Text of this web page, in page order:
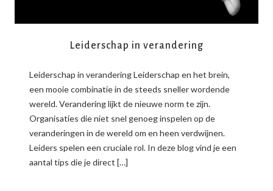
Leiderschap in verandering
Leiderschap in verandering Leiderschap en het brein,
een mooie combinatie in de steeds sneller wordende
wereld. Verandering lijkt de nieuwe norm te zijn.
Organisaties die niet snel genoeg inspelen op de
veranderingen in de wereld om en heen verdwijnen.
Leiders spelen een cruciale rol. In deze blog vind je een
aantal tips die je direct […]